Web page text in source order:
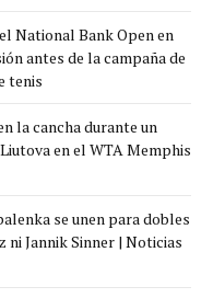
National Bank Open en
antes de la campaña de
tenis
la cancha durante un
en el WTA Memphis
se unen para dobles
Jannik Sinner | Noticias